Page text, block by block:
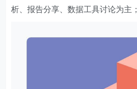
析、报告分享、数据工具讨论为主；